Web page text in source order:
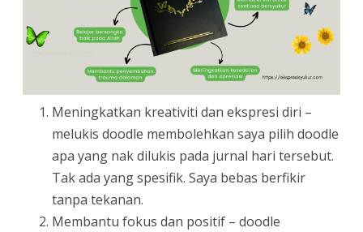
Meningkatkan kreativiti dan ekspresi diri –
melukis doodle membolehkan saya pilih doodle
apa yang nak dilukis pada jurnal hari tersebut.
Tak ada yang spesifik. Saya bebas berfikir
tanpa tekanan.
Membantu fokus dan positif – doodle